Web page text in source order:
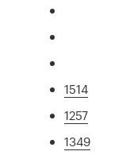
1514
1257
1349